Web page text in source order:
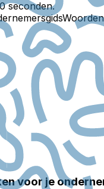
seconden.
voor je